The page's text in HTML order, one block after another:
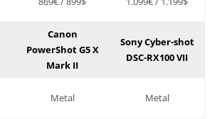
Canon
PowerShot G5 X
Mark II
Sony Cyber-shot
DSC-RX100 VII
Metal Metal